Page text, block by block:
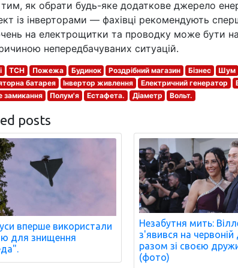
як обрати будь-яке додаткове джерело
із інверторами — фахівці рекомендують
на електрощитки та проводку може бути
непередбачуваних ситуацій.
ТСН Пожежа Будинок Роздрібний магазин Бізнес Шум
батарея
Інвертор живлення Електричний генератор
замикання
Полум'я Естафета. Діаметр Вольт.
posts
вперше використали
для знищення
Незабутня мить:
з'явився на червоній
разом зі своєю
(фото)